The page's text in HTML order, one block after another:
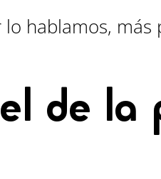
hablamos, más
de la